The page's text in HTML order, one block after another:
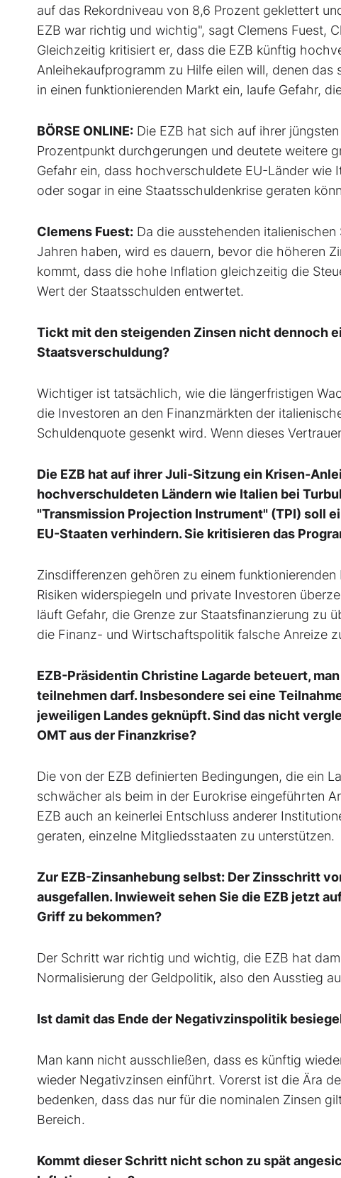
auf das Rekordniveau von 8,6 Prozent geklettert
EZB war richtig und wichtig", sagt Clemens Fuest,
Gleichzeitig kritisiert er, dass die EZB künftig
Anleihekaufprogramm zu Hilfe eilen will, denen
in einen funktionierenden Markt ein, laufe Gefahr,
BÖRSE ONLINE: Die EZB hat sich auf ihrer
Prozentpunkt durchgerungen und deutete weitere
Gefahr ein, dass hochverschuldete EU-Länder wie
oder sogar in eine Staatsschuldenkrise geraten
Clemens Fuest: Da die ausstehenden
Jahren haben, wird es dauern, bevor die höheren
kommt, dass die hohe Inflation gleichzeitig die
Wert der Staatsschulden entwertet.
Tickt mit den steigenden Zinsen nicht dennoch
Staatsverschuldung?
Wichtiger ist tatsächlich, wie die längerfristigen
die Investoren an den Finanzmärkten der
Schuldenquote gesenkt wird. Wenn dieses
Die EZB hat auf ihrer Juli-Sitzung ein Krisen-
hochverschuldeten Ländern wie Italien bei
"Transmission Projection Instrument" (TPI) soll
EU-Staaten verhindern. Sie kritisieren das
Zinsdifferenzen gehören zu einem
Risiken widerspiegeln und private Investoren
läuft Gefahr, die Grenze zur Staatsfinanzierung zu
die Finanz- und Wirtschaftspolitik falsche Anreize
EZB-Präsidentin Christine Lagarde beteuert,
teilnehmen darf. Insbesondere sei eine
jeweiligen Landes geknüpft. Sind das nicht
OMT aus der Finanzkrise?
Die von der EZB definierten Bedingungen, die ein
schwächer als beim in der Eurokrise eingeführten
EZB auch an keinerlei Entschluss anderer
geraten, einzelne Mitgliedsstaaten zu unterstützen.
Zur EZB-Zinsanhebung selbst: Der Zinsschritt
ausgefallen. Inwieweit sehen Sie die EZB jetzt
Griff zu bekommen?
Der Schritt war richtig und wichtig, die EZB hat
Normalisierung der Geldpolitik, also den Ausstieg
Ist damit das Ende der Negativzinspolitik
Man kann nicht ausschließen, dass es künftig
wieder Negativzinsen einführt. Vorerst ist die Ära
bedenken, dass das nur für die nominalen Zinsen
Bereich.
Kommt dieser Schritt nicht schon zu spät